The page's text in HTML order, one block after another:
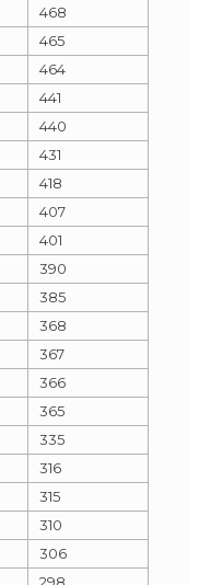
468
465
464
441
440
431
418
407
401
390
385
368
367
366
365
335
316
315
310
306
298